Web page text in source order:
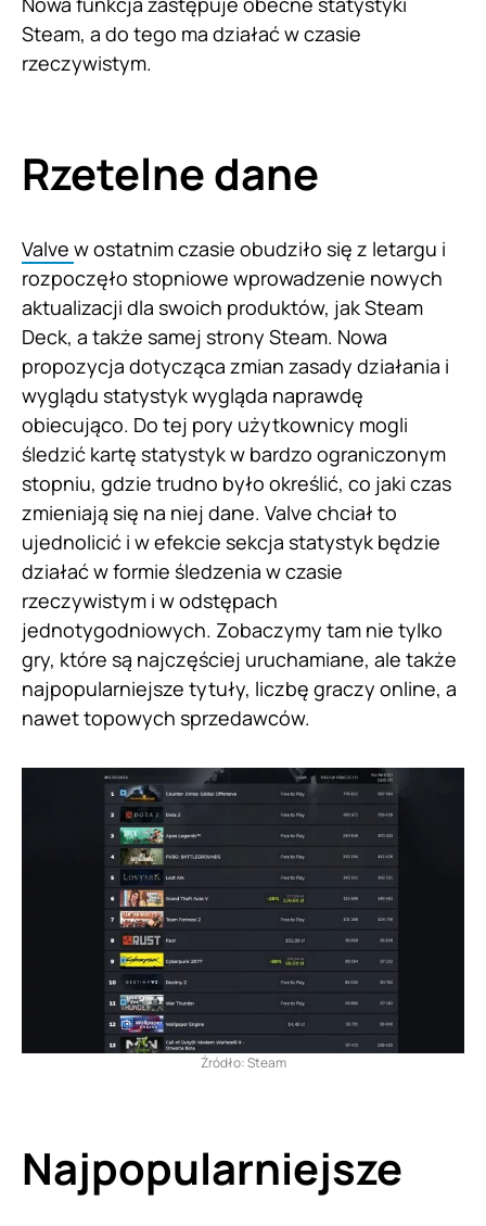
Steam, a do tego ma działać w czasie
rzeczywistym.
Rzetelne dane
Valve w ostatnim czasie obudziło się z letargu i
rozpoczęło stopniowe wprowadzenie nowych
aktualizacji dla swoich produktów, jak Steam
Deck, a także samej strony Steam. Nowa
propozycja dotycząca zmian zasady działania i
wyglądu statystyk wygląda naprawdę
obiecująco. Do tej pory użytkownicy mogli
śledzić kartę statystyk w bardzo ograniczonym
stopniu, gdzie trudno było określić, co jaki czas
zmieniają się na niej dane. Valve chciał to
ujednolicić i w efekcie sekcja statystyk będzie
działać w formie śledzenia w czasie
rzeczywistym i w odstępach
jednotygodniowych. Zobaczymy tam nie tylko
gry, które są najczęściej uruchamiane, ale także
najpopularniejsze tytuły, liczbę graczy online, a
nawet topowych sprzedawców.
Źródło: Steam
Najpopularniejsze